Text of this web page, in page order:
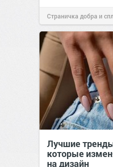
Страничка добра и
позитива!00:29
Лучшие
которые
на дизайн